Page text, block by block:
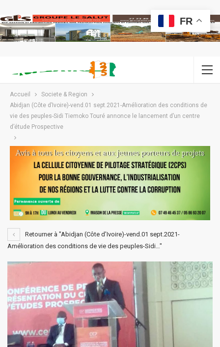
Accueil
Societe & Region
Abidjan (Côte d’Ivoire)-vend.01 sept.2021-Amélioration des conditions de
vie des peuples-Sidi Tiemoko Touré annonce le lancement d’un centre
d’étude Prospective
Retourner à "Abidjan (Côte d’Ivoire)-vend.01 sept.2021-
Amélioration des conditions de vie des peuples-Sidi…"
FR